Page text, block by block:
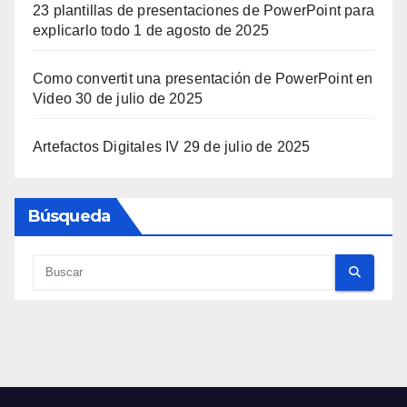
23 plantillas de presentaciones de PowerPoint para
explicarlo todo 1 de agosto de 2025
Como convertit una presentación de PowerPoint en
Video 30 de julio de 2025
Artefactos Digitales IV 29 de julio de 2025
Búsqueda